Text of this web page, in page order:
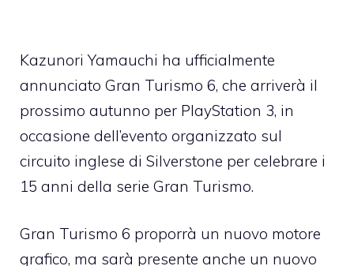
Kazunori Yamauchi ha ufficialmente
annunciato Gran Turismo 6, che arriverà il
prossimo autunno per PlayStation 3, in
occasione dell’evento organizzato sul
circuito inglese di Silverstone per celebrare i
15 anni della serie Gran Turismo.
Gran Turismo 6 proporrà un nuovo motore
grafico, ma sarà presente anche un nuovo